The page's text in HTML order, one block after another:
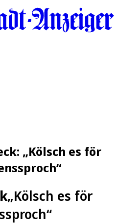
„Kölsch es för
„Kölsch es för